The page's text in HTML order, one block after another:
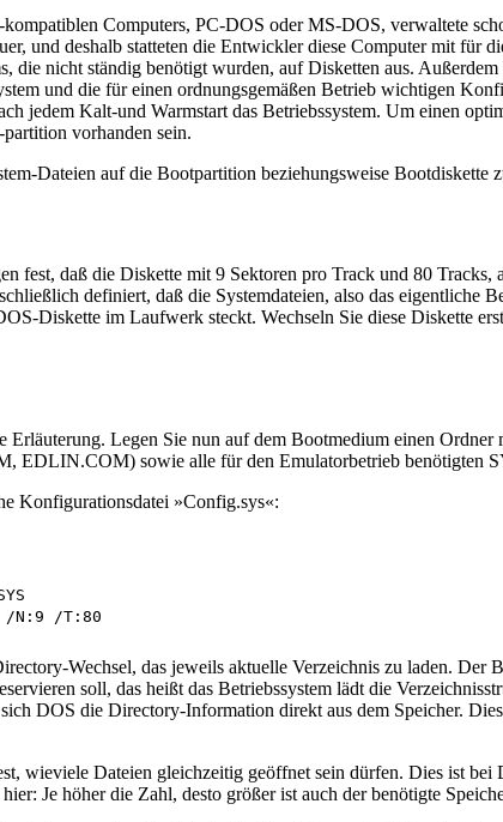
Computers, PC-DOS oder MS-DOS, verwaltete
und deshalb statteten die Entwickler diese Computer mit
die nicht ständig benötigt wurden, auf Disketten aus.
und die für einen ordnungsgemäßen Betrieb wichtigen
jedem Kalt-und Warmstart das Betriebssystem. Um einen
vorhanden sein.
Dateien auf die Bootpartition beziehungsweise
fest, daß die Diskette mit 9 Sektoren pro Track und 80
definiert, daß die Systemdateien, also das eigentliche
Diskette im Laufwerk steckt. Wechseln Sie diese Diskette
Erläuterung. Legen Sie nun auf dem Bootmedium einen
EDLIN.COM) sowie alle für den Emulatorbetrieb benötigten
Konfigurationsdatei »Config.sys«:
Wechsel, das jeweils aktuelle Verzeichnis zu laden.
soll, das heißt das Betriebssystem lädt die
DOS die Directory-Information direkt aus dem Speicher.
wieviele Dateien gleichzeitig geöffnet sein dürfen. Dies ist
Je höher die Zahl, desto größer ist auch der benötigte